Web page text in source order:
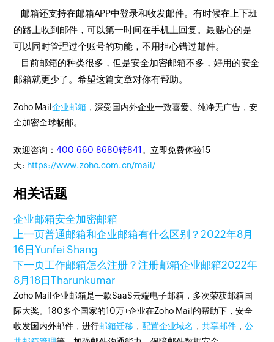
邮箱还支持在邮箱APP中登录和收发邮件。有时候在上下班
的路上收到邮件，可以第一时间在手机上回复。最贴心的是
可以同时管理过个账号的功能，不用担心错过邮件。
目前邮箱的种类很多，但是安全加密邮箱不多，好用的安全
邮箱就更少了。希望这篇文章对你有帮助。
Zoho Mail企业邮箱 ，深受国内外企业一致喜爱。纯净无广告，安
全加密全球畅邮。
欢迎咨询：400-660-8680转841 。立即免费体验15
天: https://www.zoho.com.cn/mail/
相关话题
企业邮箱安全加密邮箱
上一页普通邮箱和企业邮箱有什么区别？2022年8月
16日Yunfei Shang
下一页工作邮箱怎么注册？注册邮箱企业邮箱2022年
8月18日Tharunkumar
Zoho Mail企业邮箱是一款SaaS云端电子邮箱，多次荣获邮箱国
际大奖。180多个国家的10万+企业在Zoho Mail的帮助下，安全
收发国内外邮件，进行邮箱迁移 ，配置企业域名 ，共享邮件 ，公